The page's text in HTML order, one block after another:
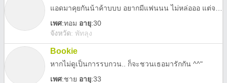
เพศ:ทอม อายุ:30
จังหวัด: พัทลุง
Bookie
หากไม่ดูเป็นการรบกวน.. ก็จะชวนเธอมารักกัน ^^"
เพศ:ชาย อายุ:33